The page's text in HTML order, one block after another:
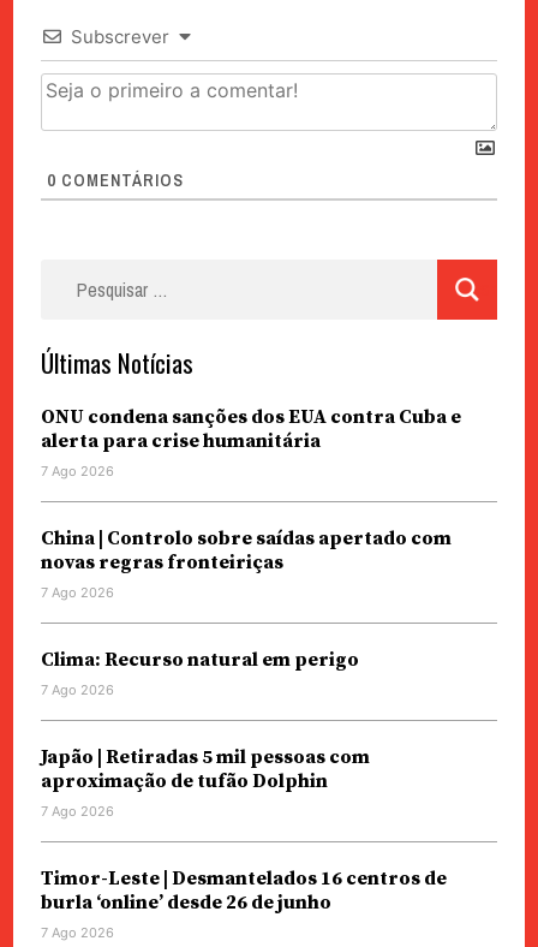
Subscrever
0 COMENTÁRIOS
Últimas Notícias
ONU condena sanções dos EUA contra Cuba e
alerta para crise humanitária
7 Ago 2026
China | Controlo sobre saídas apertado com
novas regras fronteiriças
7 Ago 2026
Clima: Recurso natural em perigo
7 Ago 2026
Japão | Retiradas 5 mil pessoas com
aproximação de tufão Dolphin
7 Ago 2026
Timor-Leste | Desmantelados 16 centros de
burla ‘online’ desde 26 de junho
7 Ago 2026